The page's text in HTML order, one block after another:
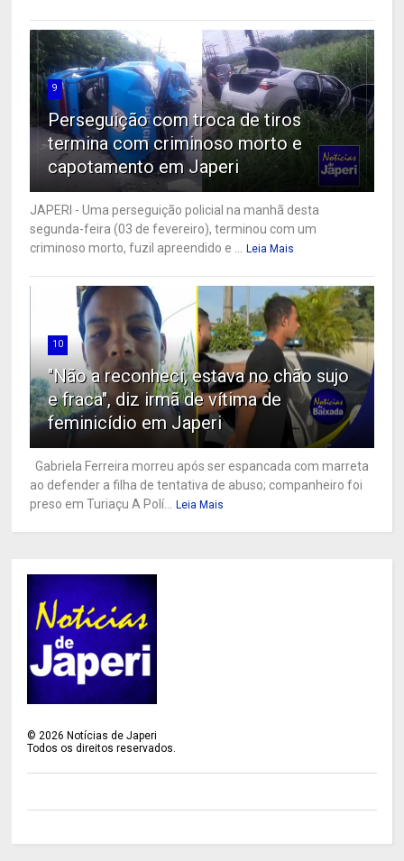
9
Perseguição com troca de tiros
termina com criminoso morto e
capotamento em Japeri
JAPERI - Uma perseguição policial na manhã desta
segunda-feira (03 de fevereiro), terminou com um
criminoso morto, fuzil apreendido e ...
Leia Mais
10
"Não a reconheci, estava no chão sujo
e fraca", diz irmã de vítima de
feminicídio em Japeri
Gabriela Ferreira morreu após ser espancada com marreta
ao defender a filha de tentativa de abuso; companheiro foi
preso em Turiaçu A Polí...
Leia Mais
© 2026 Notícias de Japeri
Todos os direitos reservados.